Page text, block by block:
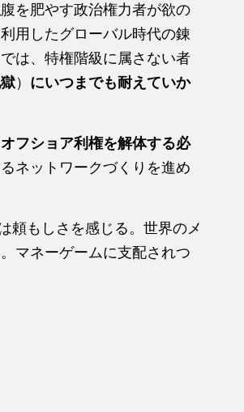
を肥やす政治権力者が欲の
用したグローバル時代の錬
は、特権階級に属さない者
） にいつまでも耐えていか
オフショア利権を解体する必
ネットワークづくりを進め
頼もしさを感じる。世界のメ
マネーゲームに支配されつ